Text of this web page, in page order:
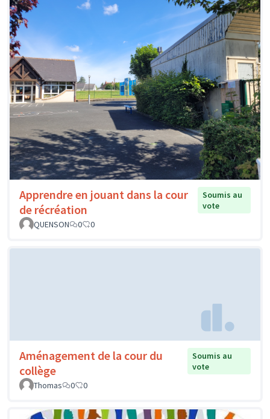
Apprendre en jouant dans la cour
de récréation
Soumis au
vote
QUENSON
0 0
Aménagement de la cour du
collège
Soumis au
vote
Thomas
0 0